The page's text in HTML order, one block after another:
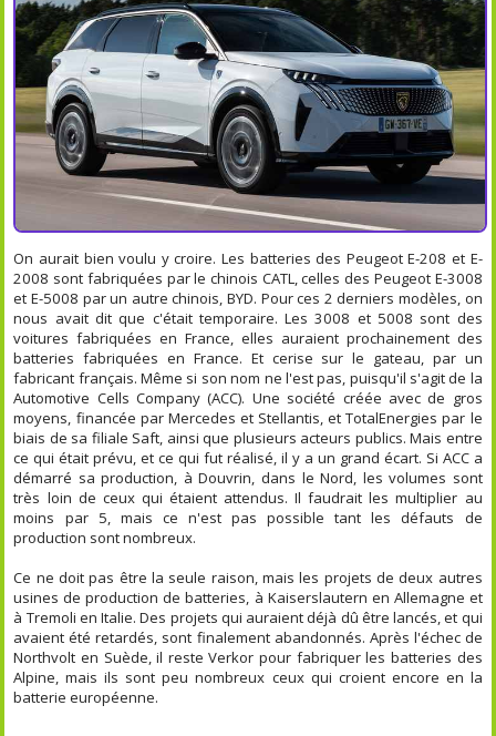
On aurait bien voulu y croire. Les batteries des Peugeot E-208 et E-
2008 sont fabriquées par le chinois CATL, celles des Peugeot E-3008
et E-5008 par un autre chinois, BYD. Pour ces 2 derniers modèles, on
nous avait dit que c'était temporaire. Les 3008 et 5008 sont des
voitures fabriquées en France, elles auraient prochainement des
batteries fabriquées en France. Et cerise sur le gateau, par un
fabricant français. Même si son nom ne l'est pas, puisqu'il s'agit de la
Automotive Cells Company (ACC). Une société créée avec de gros
moyens, financée par Mercedes et Stellantis, et TotalEnergies par le
biais de sa filiale Saft, ainsi que plusieurs acteurs publics. Mais entre
ce qui était prévu, et ce qui fut réalisé, il y a un grand écart. Si ACC a
démarré sa production, à Douvrin, dans le Nord, les volumes sont
très loin de ceux qui étaient attendus. Il faudrait les multiplier au
moins par 5, mais ce n'est pas possible tant les défauts de
production sont nombreux.
Ce ne doit pas être la seule raison, mais les projets de deux autres
usines de production de batteries, à Kaiserslautern en Allemagne et
à Tremoli en Italie. Des projets qui auraient déjà dû être lancés, et qui
avaient été retardés, sont finalement abandonnés. Après l'échec de
Northvolt en Suède, il reste Verkor pour fabriquer les batteries des
Alpine, mais ils sont peu nombreux ceux qui croient encore en la
batterie européenne.